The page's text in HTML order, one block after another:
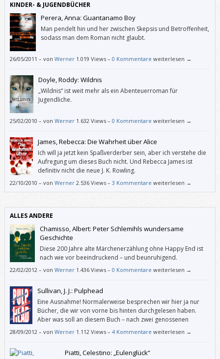
KINDER- & JUGENDBÜCHER
Perera, Anna: Guantanamo Boy
Man pendelt hin und her zwischen Skepsis und Betroffenheit,
sodass man dem Roman nicht glaubt.
26/05/2011 – von Werner 1.019 Views – 0 Kommentare weiterlesen →
Doyle, Roddy: Wildnis
„Wildnis“ ist weit mehr als ein Abenteuerroman für
Jugendliche.
25/02/2010 – von Werner 1.632 Views – 0 Kommentare weiterlesen →
James, Rebecca: Die Wahrheit über Alice
Ich will ja jetzt kein Spaßverderber sein, aber ich verstehe die
Aufregung um dieses Buch nicht. Und Rebecca James ist
definitiv nicht die neue J. K. Rowling.
22/10/2010 – von Werner 2.536 Views – 3 Kommentare weiterlesen →
ALLES ANDERE
Chamisso, Albert: Peter Schlemihls wundersame
Geschichte
Diese 200 Jahre alte Märchenerzählung ohne Happy End ist
nach wie vor beeindruckend – und beunruhigend.
22/02/2012 – von Werner 1.436 Views – 0 Kommentare weiterlesen →
Sullivan, J. J.: Pulphead
Eine Ausnahme! Normalerweise besprechen wir hier ja nur
Bücher, die wir von vorne bis hinten durchgelesen haben.
Aber was soll an diesem Buch – nach zwei genossenen
Reportagen – noch besser oder schlechter werden?
Und – was soll ich sagen? – lest das! Lest das, wenn ihr Fans von David
Foster Wallace, Hunter S. Thompson und/oder Tom Wolfe seid. Lest
28/09/2012 – von Werner 1.112 Views – 4 Kommentare weiterlesen →
Piatti, Celestino: „Eulenglück“